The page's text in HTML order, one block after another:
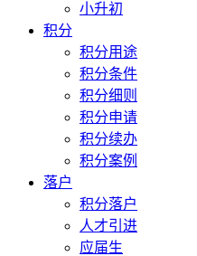
小升初
积分
积分用途
积分条件
积分细则
积分申请
积分续办
积分案例
落户
积分落户
人才引进
应届生